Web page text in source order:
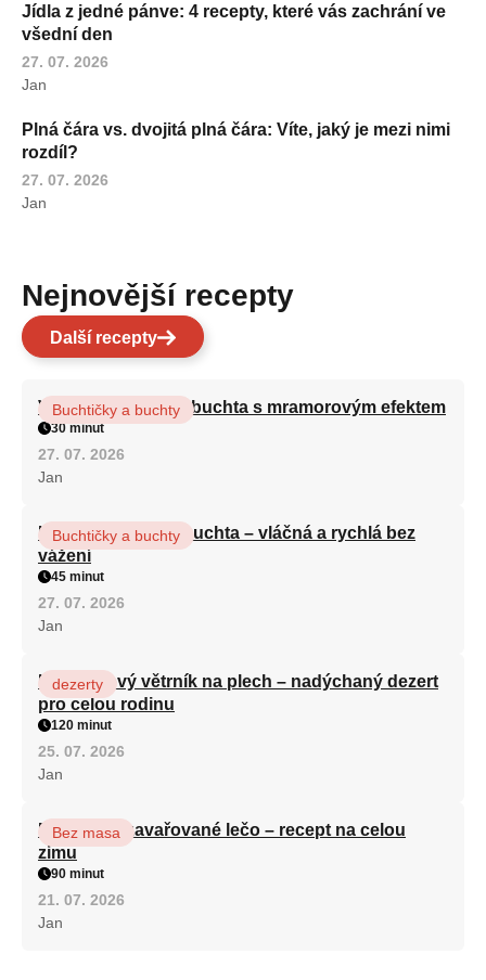
Jídla z jedné pánve: 4 recepty, které vás zachrání ve
všední den
27. 07. 2026
Jan
Plná čára vs. dvojitá plná čára: Víte, jaký je mezi nimi
rozdíl?
27. 07. 2026
Jan
Nejnovější recepty
Další recepty
Vláčná olejová litá buchta s mramorovým efektem
Buchtičky a buchty
30 minut
27. 07. 2026
Jan
Hrnková maková buchta – vláčná a rychlá bez
vážení
Buchtičky a buchty
45 minut
27. 07. 2026
Jan
Karamelový větrník na plech – nadýchaný dezert
pro celou rodinu
dezerty
120 minut
25. 07. 2026
Jan
Babiččino zavařované lečo – recept na celou
zimu
Bez masa
90 minut
21. 07. 2026
Jan